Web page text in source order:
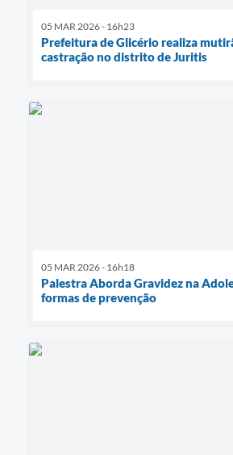
05 MAR 2026 - 16h23
Prefeitura de Glicério realiza
castração no distrito de Juritis
05 MAR 2026 - 16h18
Palestra Aborda Gravidez na
formas de prevenção